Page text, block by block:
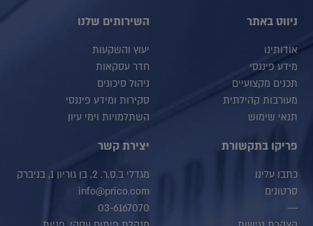
ניווט באתר
אודותינו
מידע פיננסי
תכנים מקצועיים
מעורבות קהילתית
תנאי שימוש
השירותים שלנו
יעוץ והשקעות
חדר עסקאות
ניהול סיכונים
סקירות ומידע פיננסי
השתלמויות וימי עיון
פריקו בתקשורת
כתבו עלינו
סרטונים
---
יצירת קשר
מגדלי ב.ס.ר. 2, בן גוריון 1, בניברק
info@prico.com
03-6167070